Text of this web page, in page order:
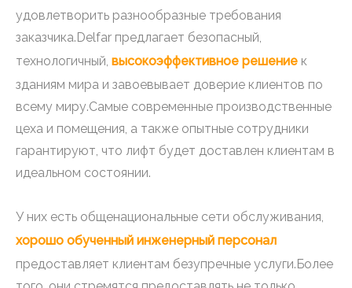
удовлетворить разнообразные требования
заказчика.Delfar предлагает безопасный,
технологичный, высокоэффективное решение к
зданиям мира и завоевывает доверие клиентов по
всему миру.Самые современные производственные
цеха и помещения, а также опытные сотрудники
гарантируют, что лифт будет доставлен клиентам в
идеальном состоянии.
У них есть общенациональные сети обслуживания,
хорошо обученный инженерный персонал
предоставляет клиентам безупречные услуги.Более